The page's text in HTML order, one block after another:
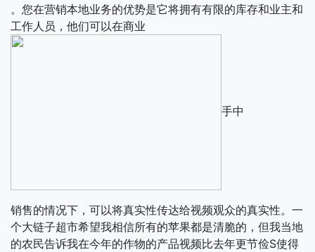
。您在营销本地业务的优势是它将拥有有限的库存和业主和
工作人员，他们可以在商业
手中
销售的情况下，可以将真实性传达给视频观众的真实性。一
个大链子超市希望我相信所有的苹果都是清脆的，但我当地
的农民告诉我在今年的作物的产品视频比去年更节俭S使得